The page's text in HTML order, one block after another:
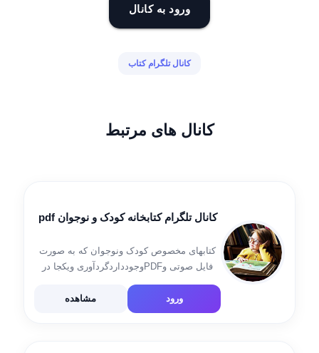
ورود به کانال
کانال تلگرام کتاب
کانال های مرتبط
کانال تلگرام کتابخانه کودک و نوجوان pdf
کتابهای مخصوص کودک ونوجوان که به صورت
فایل صوتی وPDFوجودداردگردآوری ویکجا در
کتابخوانی است.ادعایی درخصوص محتوا نداریم
ورود مشاهده